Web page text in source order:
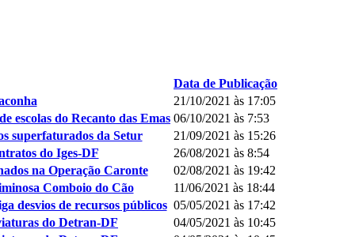
Data de Publicação
21/10/2021 às 17:05
escolas do Recanto das Emas 06/10/2021 às 7:53
superfaturados da Setur
21/09/2021 às 15:26
do Iges-DF
26/08/2021 às 8:54
na Operação Caronte
02/08/2021 às 19:42
Comboio do Cão
11/06/2021 às 18:44
desvios de recursos públicos 05/05/2021 às 17:42
do Detran-DF
04/05/2021 às 10:45